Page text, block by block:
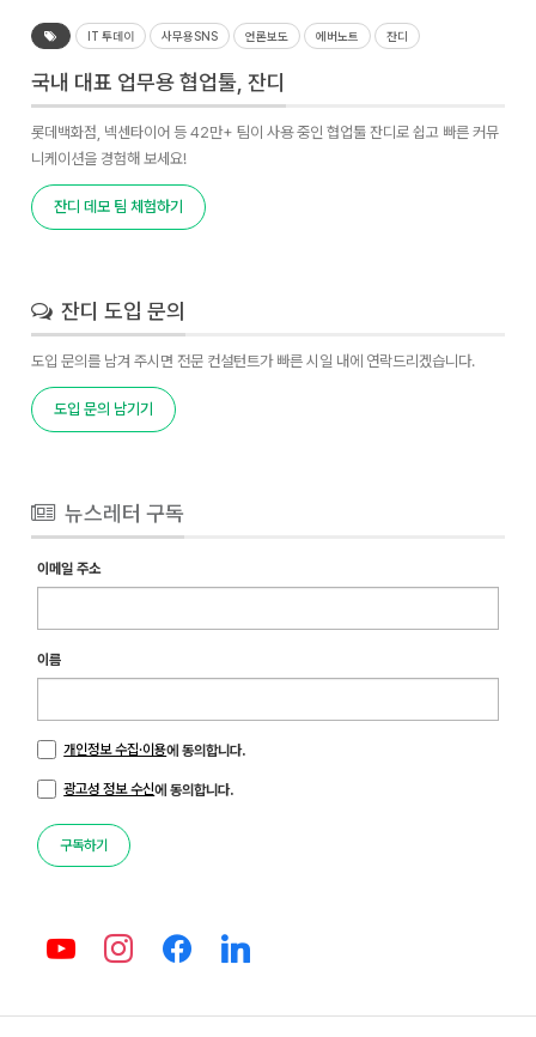
IT 투데이 사무용SNS 언론보도 에버노트 잔디
국내 대표 업무용 협업툴, 잔디
롯데백화점, 넥센타이어 등 42만+ 팀이 사용 중인 협업툴 잔디로 쉽고 빠른 커뮤
니케이션을 경험해 보세요!
잔디 데모 팀 체험하기
잔디 도입 문의
도입 문의를 남겨 주시면 전문 컨설턴트가 빠른 시일 내에 연락드리겠습니다.
도입 문의 남기기
뉴스레터 구독
이메일 주소
이름
개인정보 수집·이용에 동의합니다.
광고성 정보 수신에 동의합니다.
구독하기